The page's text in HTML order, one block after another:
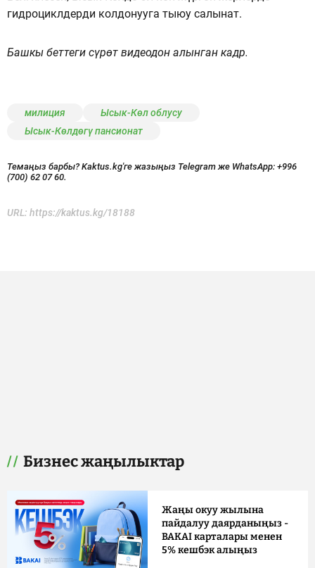
гидроциклдерди колдонууга тыюу салынат.
Башкы беттеги сүрөт видеодон алынган кадр.
милиция
Ысык-Көл облусу
Ысык-Көлдөгү пансионат
Темаңыз барбы? Kaktus.kg'ге жазыңыз Telegram же WhatsApp: +996
(700) 62 07 60.
URL: https://kaktus.kg/18188
Бизнес жаңылыктар
Жаңы окуу жылына
пайдалуу даярданыңыз -
BAKAI карталары менен
5% кешбэк алыңыз